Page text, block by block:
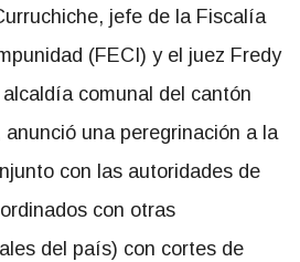
jefe de la Fiscalía
(FECI) y el juez Fredy
comunal del cantón
una peregrinación a la
con las autoridades de
con otras
del país) con cortes de